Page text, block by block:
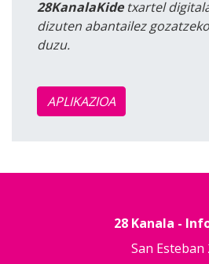
28KanalaKidetxartel
dizuten abantailez
duzu.
APLIKAZIOA
28 Kanala -
San Esteban